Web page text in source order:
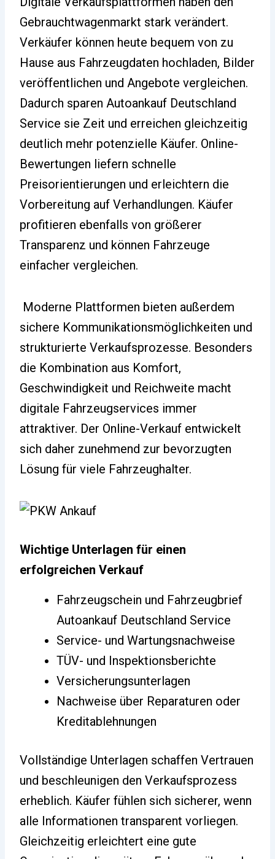
Gebrauchtwagenmarkt stark verändert.
Verkäufer können heute bequem von zu
Hause aus Fahrzeugdaten hochladen, Bilder
veröffentlichen und Angebote vergleichen.
Dadurch sparen Autoankauf Deutschland
Service sie Zeit und erreichen gleichzeitig
deutlich mehr potenzielle Käufer. Online-
Bewertungen liefern schnelle
Preisorientierungen und erleichtern die
Vorbereitung auf Verhandlungen. Käufer
profitieren ebenfalls von größerer
Transparenz und können Fahrzeuge
einfacher vergleichen.
Moderne Plattformen bieten außerdem
sichere Kommunikationsmöglichkeiten und
strukturierte Verkaufsprozesse. Besonders
die Kombination aus Komfort,
Geschwindigkeit und Reichweite macht
digitale Fahrzeugservices immer
attraktiver. Der Online-Verkauf entwickelt
sich daher zunehmend zur bevorzugten
Lösung für viele Fahrzeughalter.
Wichtige Unterlagen für einen
erfolgreichen Verkauf
Fahrzeugschein und Fahrzeugbrief
Autoankauf Deutschland Service
Service- und Wartungsnachweise
TÜV- und Inspektionsberichte
Versicherungsunterlagen
Nachweise über Reparaturen oder
Kreditablehnungen
Vollständige Unterlagen schaffen Vertrauen
und beschleunigen den Verkaufsprozess
erheblich. Käufer fühlen sich sicherer, wenn
alle Informationen transparent vorliegen.
Gleichzeitig erleichtert eine gute